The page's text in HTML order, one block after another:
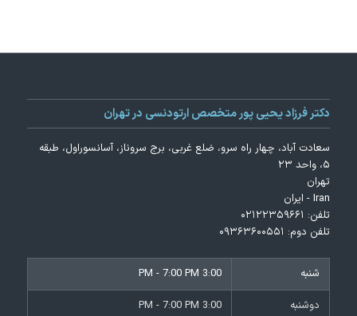
دکتر فرزاد یحیی پور متخصص ارتودنسی در تهران
سعادت آباد، چهار راه سرو، ضلع غربی، برج سروناز، آسانسوراول، طبقه
۵، واحد ۲۳
تهران
Iran - ایران
تلفن: ۰۲۱۲۲۳۵۹۶۶۱
تلفن دوم: ۰۹۳۶۳۶۰۰۵۵۱
شنبه
3:00 PM - 7:00 PM
دوشنبه
3:00 PM - 7:00 PM